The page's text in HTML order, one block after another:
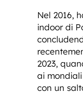
Nel 2016,
indoor di
2023,
ai
con un